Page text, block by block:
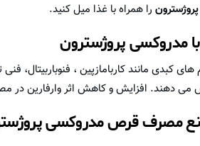
را همراه با غذا میل کنید.
مدروکسی پروژسترون
های کبدی مانند کاربامازپین ،
می دهند. افزایش و کاهش اثر وارفارین
مصرف قرص مدروکسی